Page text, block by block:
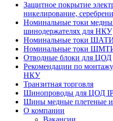
Защитное покрытие
никелирование,
Номинальные токи
шинодержателях для НКУ
Номинальные токи
Номинальные токи
Отводные блоки для ЦОД
Рекомендации по
НКУ
Транзитная торговля
Шинопроводы для ЦОД
Шины медные плетеные
О компании
Вакансии